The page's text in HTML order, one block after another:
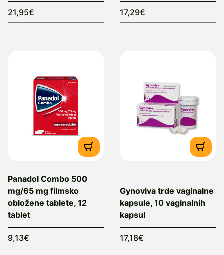
21,95€ 17,29€
Panadol Combo 500
mg/65 mg filmsko
obložene tablete, 12
tablet
9,13€
Gynoviva trde vaginalne
kapsule, 10 vaginalnih
kapsul
17,18€